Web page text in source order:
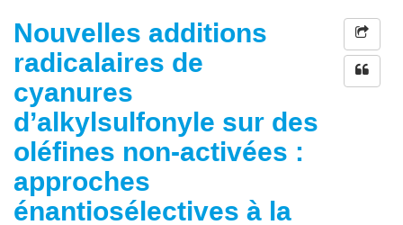
Nouvelles additions
radicalaires de
cyanures
d’alkylsulfonyle sur des
oléfines non-activées :
approches
énantiosélectives à la